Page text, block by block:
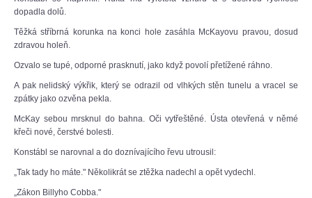
dopadla dolů.
Těžká stříbrná korunka na konci hole zasáhla McKayovu pravou, dosud
zdravou holeň.
Ozvalo se tupé, odporné prasknutí, jako když povolí přetížené ráhno.
A pak nelidský výkřik, který se odrazil od vlhkých stěn tunelu a vracel se
zpátky jako ozvěna pekla.
McKay sebou mrsknul do bahna. Oči vytřeštěné. Ústa otevřená v němé
křeči nové, čerstvé bolesti.
Konstábl se narovnal a do doznívajícího řevu utrousil:
„Tak tady ho máte." Několikrát se ztěžka nadechl a opět vydechl.
„Zákon Billyho Cobba."